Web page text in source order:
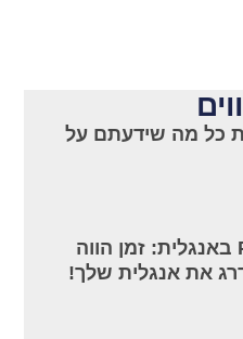
כל מה שידעתם על
מה זה Present Perfect באנגלית: זמן הווה
את אנגלית שלך!